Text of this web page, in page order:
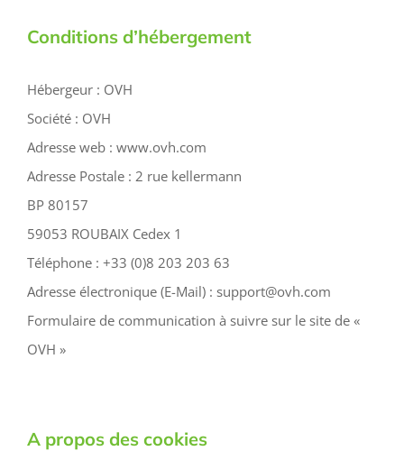
Conditions d’hébergement
Hébergeur : OVH
Société : OVH
Adresse web : www.ovh.com
Adresse Postale : 2 rue kellermann
BP 80157
59053 ROUBAIX Cedex 1
Téléphone : +33 (0)8 203 203 63
Adresse électronique (E-Mail) : support@ovh.com
Formulaire de communication à suivre sur le site de «
OVH »
A propos des cookies